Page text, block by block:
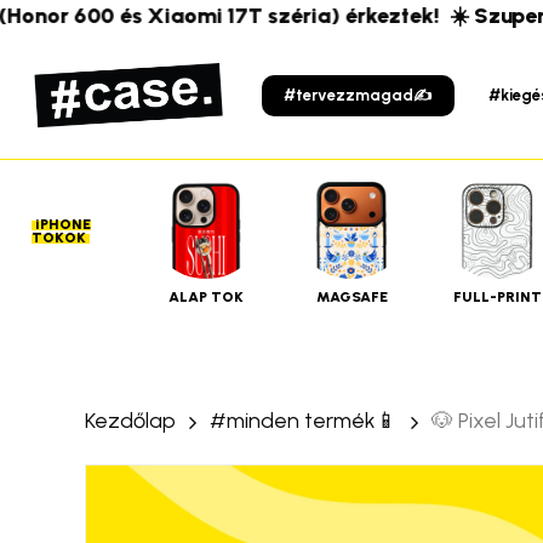
Skip
main
content
és Xiaomi 17T széria) érkeztek!☀️ Szuper új
#tervezzmagad✍️
iPHONE
TOKOK
ALAP TOK MAGSAFE FULL-PRINT
Kezdőlap #minden termék📱 🐶 Pixel